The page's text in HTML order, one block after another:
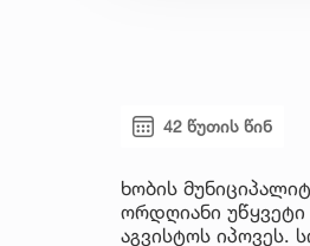
42 წუთის წინ
ხობის
ორდღიანი
აგვისტოს იპოვეს.